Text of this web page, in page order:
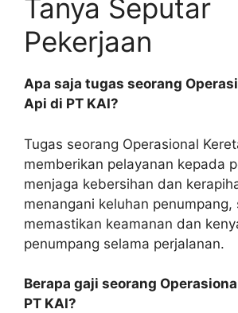
Tanya Seputar
Pekerjaan
Apa saja tugas seorang
Api di PT KAI?
Tugas seorang Operasional
memberikan pelayanan kepada
menjaga kebersihan dan
menangani keluhan penumpang,
memastikan keamanan dan
penumpang selama perjalanan.
Berapa gaji seorang
PT KAI?